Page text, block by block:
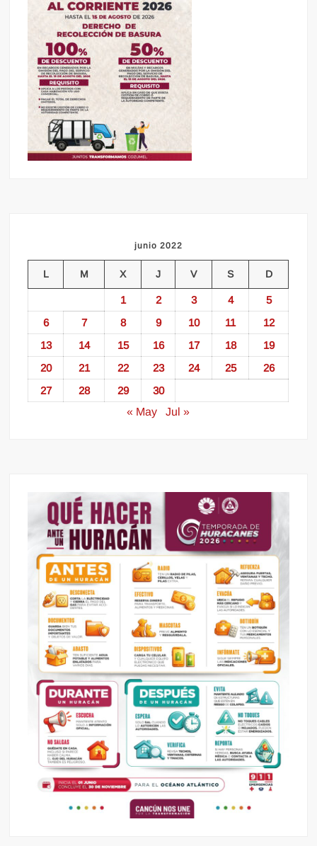
junio 2022
L M X J V S D
1 2 3 4
5
6
7 8 9 10 11
12
13
14 15 16 17 18
19
20
21 22 23 24 25
26
27
28 29
30
« May
Jul »